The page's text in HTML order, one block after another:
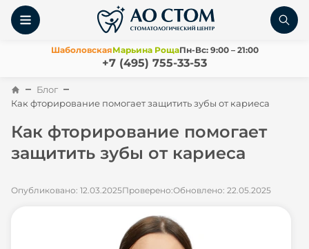
ШаболовскаяМарьина РощаПн-Вс: 9:00 – 21:00
+7 (495) 755-33-53
Блог
Как фторирование помогает защитить зубы от кариеса
Как фторирование помогает
защитить зубы от кариеса
Опубликовано: 12.03.2025Проверено:Обновлено: 22.05.2025